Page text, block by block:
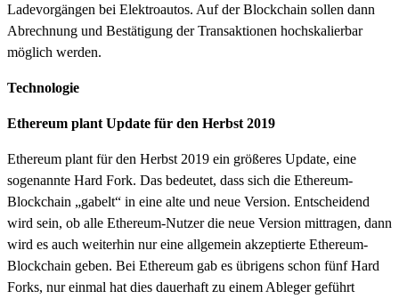
Ladevorgängen bei Elektroautos. Auf der Blockchain sollen dann
Abrechnung und Bestätigung der Transaktionen hochskalierbar
möglich werden.
Technologie
Ethereum plant Update für den Herbst 2019
Ethereum plant für den Herbst 2019 ein größeres Update, eine
sogenannte Hard Fork. Das bedeutet, dass sich die Ethereum-
Blockchain „gabelt“ in eine alte und neue Version. Entscheidend
wird sein, ob alle Ethereum-Nutzer die neue Version mittragen, dann
wird es auch weiterhin nur eine allgemein akzeptierte Ethereum-
Blockchain geben. Bei Ethereum gab es übrigens schon fünf Hard
Forks, nur einmal hat dies dauerhaft zu einem Ableger geführt